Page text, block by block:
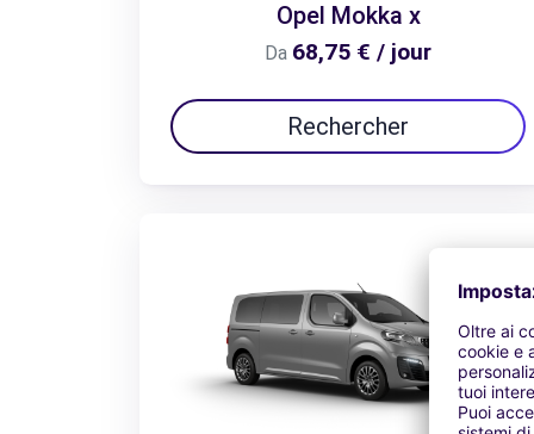
Opel Mokka x
Da 68,75 € / jour
Rechercher